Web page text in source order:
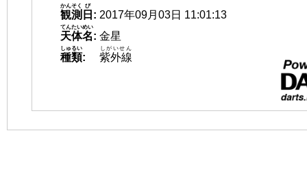
観測
かんそく
日
び
: 2017年09月03日 11:01:13
天体名
てんたいめい
: 金星
種類
しゅるい
: 紫外線
しがいせん